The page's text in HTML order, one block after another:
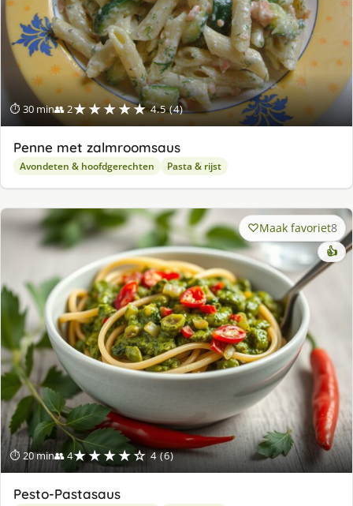
⏱ 30 min👥 2★★★★★ 4.5 (4)
Penne met zalmroomsaus
Avondeten & hoofdgerechten Pasta & rijst
⏱ 20 min👥 4★★★★☆ 4 (6)
Maak favoriet8
👍
Pesto-Pastasaus